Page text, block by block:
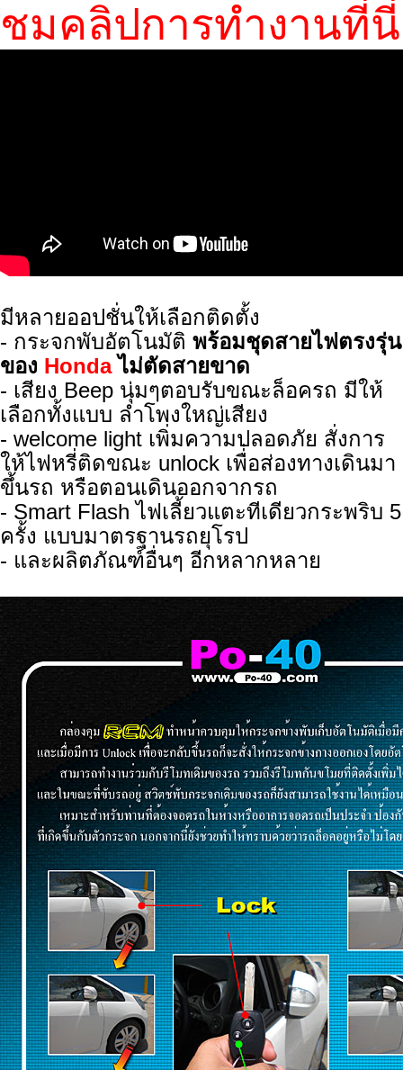
ชมคลิปการทำงานที่นี่
มีหลายออปชั่นให้เลือกติดตั้ง
- กระจกพับอัตโนมัติ พร้อมชุดสายไฟตรงรุ่น
ของ Hondaไม่ตัดสายขาด
- เสียง Beep นุ่มๆตอบรับขณะล็อครถ มีให้
เลือกทั้งแบบ ลำโพงใหญ่เสียง
- welcome light เพิ่มความปลอดภัย สั่งการ
ให้ไฟหรี่ติดขณะ unlock เพื่่อส่องทางเดินมา
ขึ้นรถ หรือตอนเดินออกจากรถ
- Smart Flash ไฟเลี้ยวแตะทีเดียวกระพริบ 5
ครั้ง แบบมาตรฐานรถยุโรป
- และผลิตภัณฑ์อื่นๆ อีกหลากหลาย